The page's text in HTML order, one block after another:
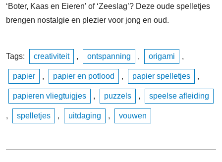
‘Boter, Kaas en Eieren’ of ‘Zeeslag’? Deze oude spelletjes
brengen nostalgie en plezier voor jong en oud.
Tags: creativiteit , ontspanning , origami ,
papier , papier en potlood , papier spelletjes ,
papieren vliegtuigjes , puzzels , speelse afleiding
, spelletjes , uitdaging , vouwen